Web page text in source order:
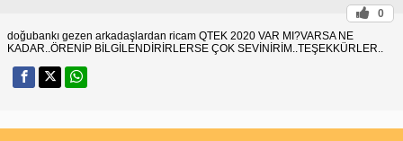
0
doğubankı gezen arkadaşlardan ricam QTEK 2020 VAR MI?VARSA NE
KADAR..ÖRENİP BİLGİLENDİRİRLERSE ÇOK SEVİNİRİM..TEŞEKKÜRLER..